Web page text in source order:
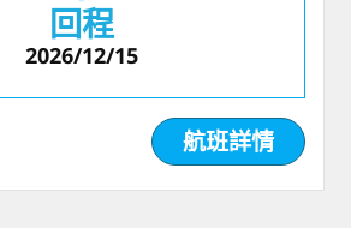
回程
2026/12/15
航班詳情